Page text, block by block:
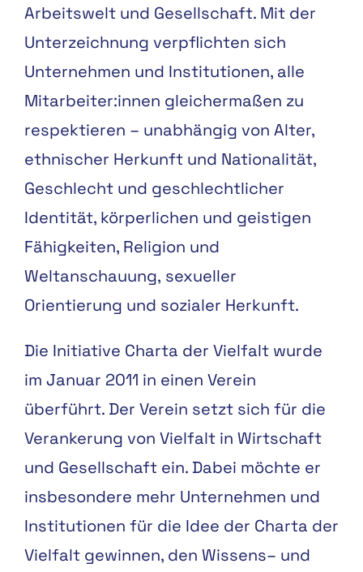
Arbeitswelt und Gesellschaft. Mit der
Unterzeichnung verpflichten sich
Unternehmen und Institutionen, alle
Mitarbeiter:innen gleichermaßen zu
respektieren – unabhängig von Alter,
ethnischer Herkunft und Nationalität,
Geschlecht und geschlechtlicher
Identität, körperlichen und geistigen
Fähigkeiten, Religion und
Weltanschauung, sexueller
Orientierung und sozialer Herkunft.
Die Initiative Charta der Vielfalt wurde
im Januar 2011 in einen Verein
überführt. Der Verein setzt sich für die
Verankerung von Vielfalt in Wirtschaft
und Gesellschaft ein. Dabei möchte er
insbesondere mehr Unternehmen und
Institutionen für die Idee der Charta der
Vielfalt gewinnen, den Wissens– und